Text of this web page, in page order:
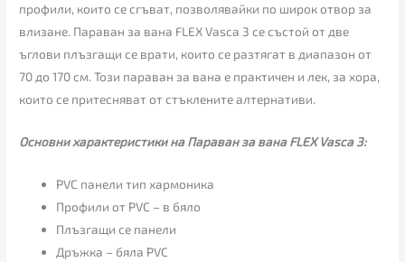
профили, които се сгъват, позволявайки по широк отвор за
влизане. Параван за вана FLEX Vasca 3 се състой от две
ъглови плъзгащи се врати, които се разтягат в диапазон от
70 до 170 см. Този параван за вана е практичен и лек, за хора,
които се притесняват от стъклените алтернативи.
Основни характеристики на Параван за вана FLEX Vasca 3:
PVC панели тип хармоника
Профили от PVC – в бяло
Плъзгащи се панели
Дръжка – бяла PVC